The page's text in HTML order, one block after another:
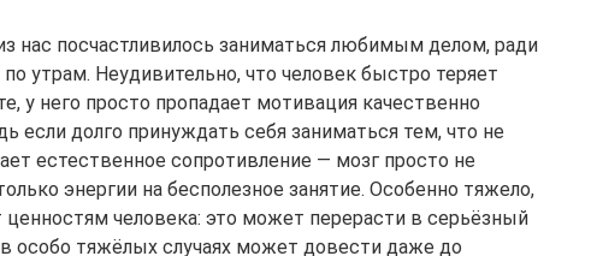
нас посчастливилось заниматься любимым делом, ради
утрам. Неудивительно, что человек быстро теряет
у него просто пропадает мотивация качественно
если долго принуждать себя заниматься тем, что не
естественное сопротивление — мозг просто не
энергии на бесполезное занятие. Особенно тяжело,
ценностям человека: это может перерасти в серьёзный
особо тяжёлых случаях может довести даже до